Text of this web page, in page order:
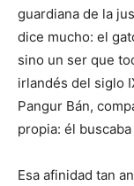
guardiana de la
dice mucho: el
sino un ser que
irlandés del siglo
Pangur Bán,
propia: él
Esa afinidad tan